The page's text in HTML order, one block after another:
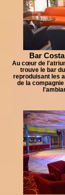
Bar
Au cœur de
trouve le bar
reproduisant les
de la